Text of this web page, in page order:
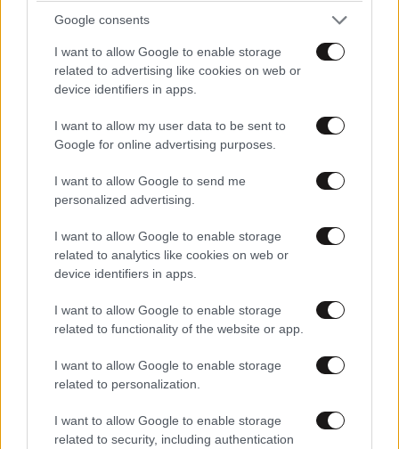
Google consents
I want to allow Google to enable storage
related to advertising like cookies on web or
device identifiers in apps.
I want to allow my user data to be sent to
Google for online advertising purposes.
I want to allow Google to send me
personalized advertising.
I want to allow Google to enable storage
related to analytics like cookies on web or
device identifiers in apps.
I want to allow Google to enable storage
related to functionality of the website or app.
I want to allow Google to enable storage
related to personalization.
I want to allow Google to enable storage
related to security, including authentication
βγάλετε από την καθημερινότητά σας
ΕΛΛΑΔΑ28 λ. πριν
Τραγωδία στην Πάρο: 4χρονο παιδί